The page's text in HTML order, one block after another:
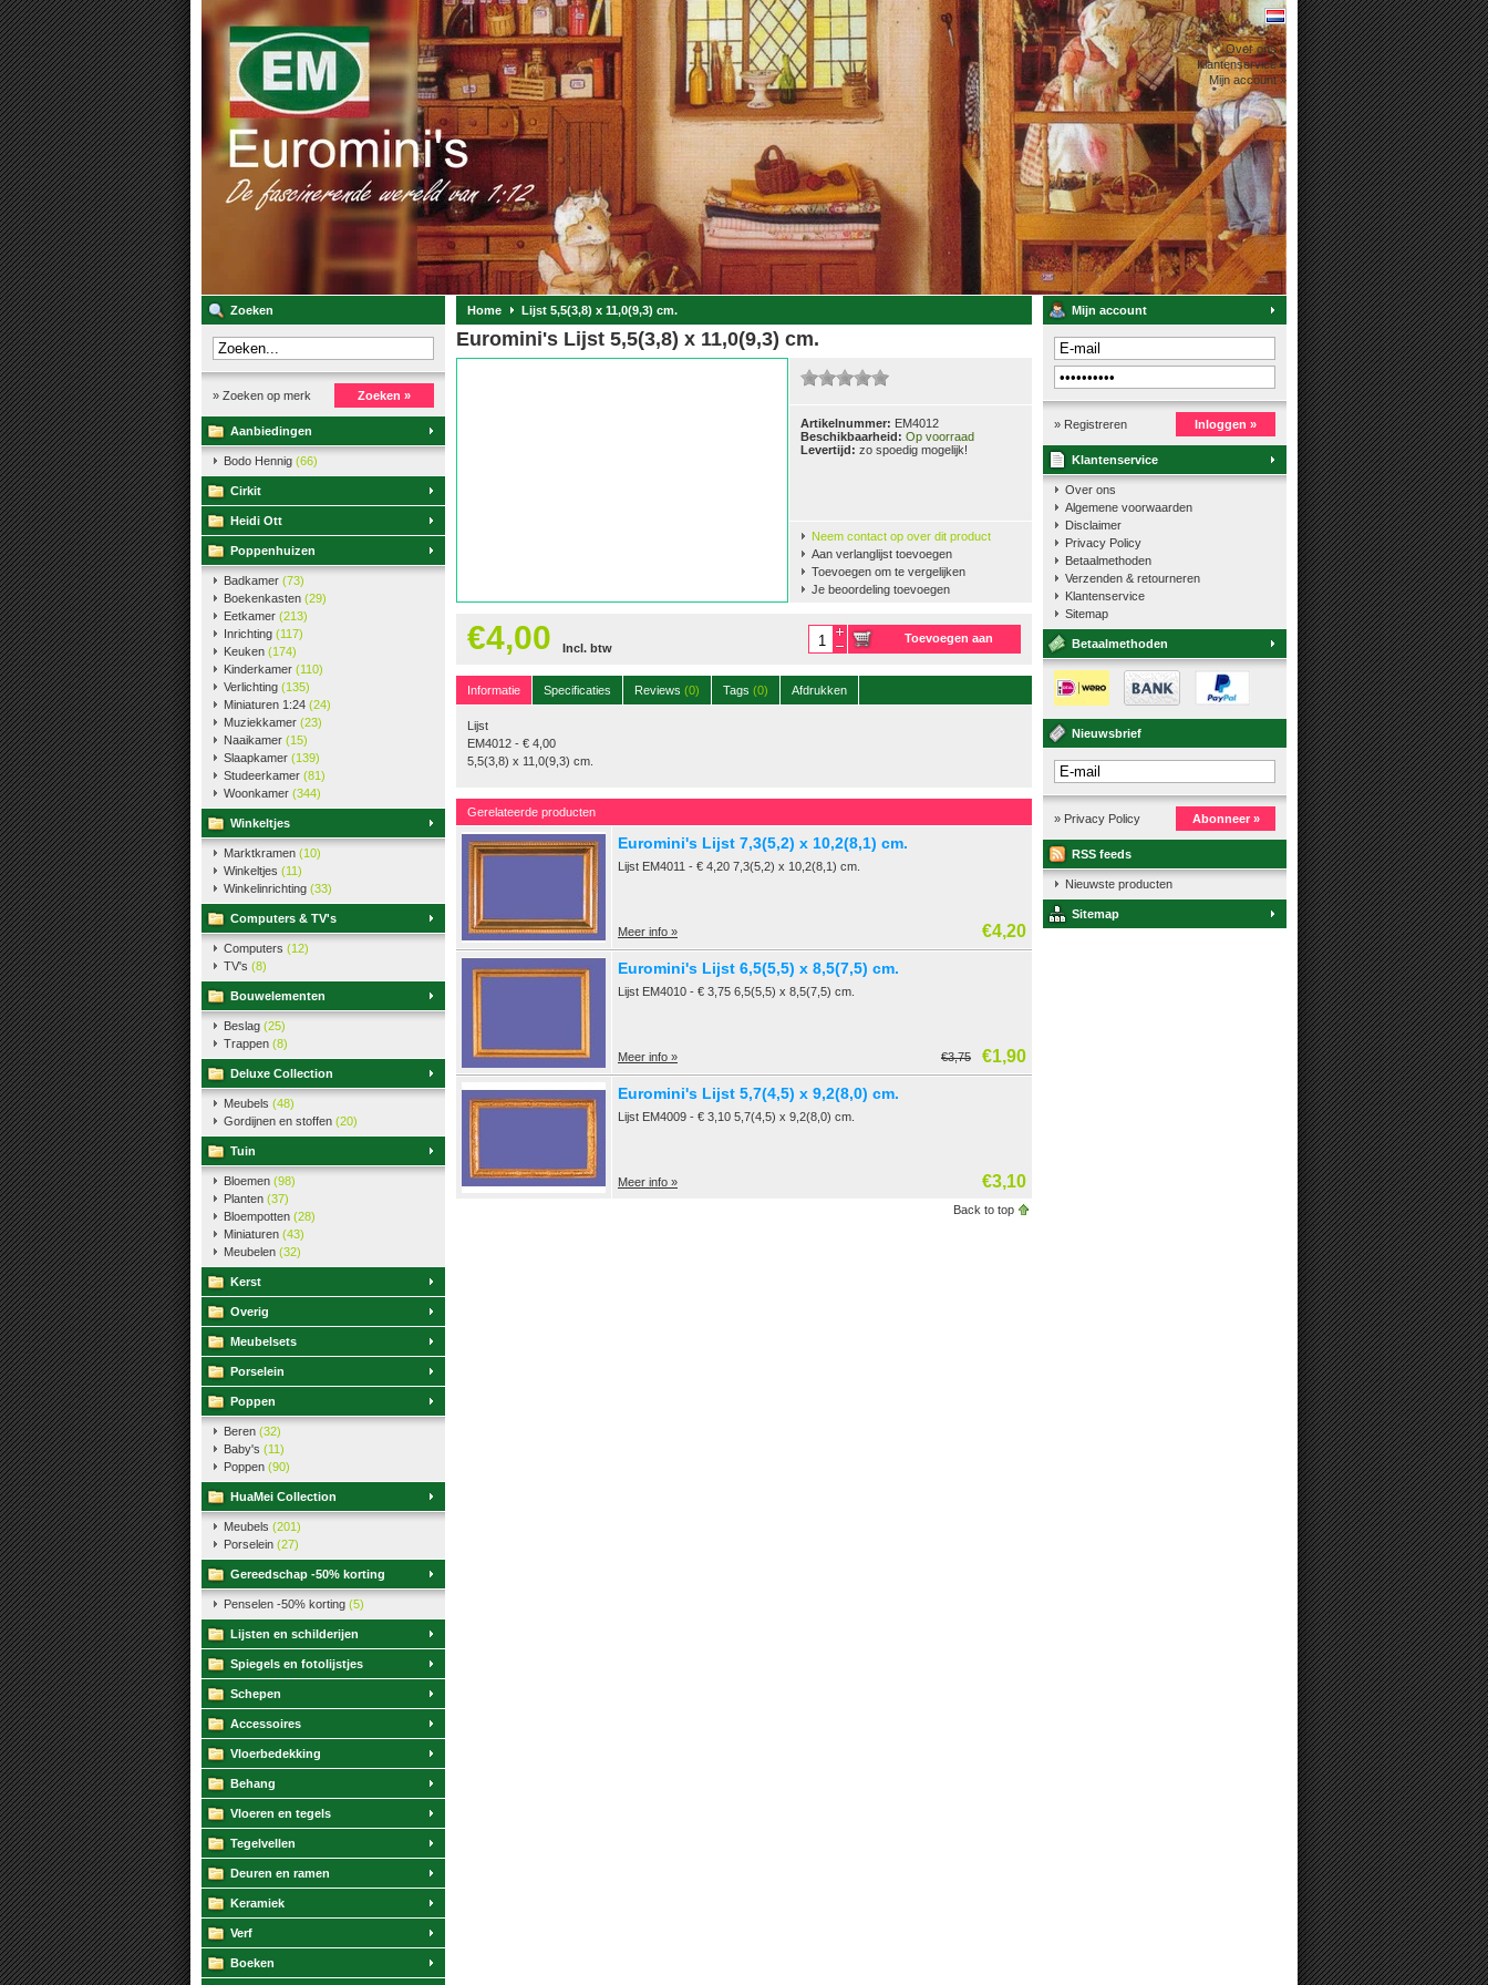
Over ons »
Klantenservice »
Mijn account »
Zoeken
» Zoeken op merk Zoeken »
Aanbiedingen
Bodo Hennig (66)
Cirkit
Heidi Ott
Poppenhuizen
Badkamer (73)
Boekenkasten (29)
Eetkamer (213)
Inrichting (117)
Keuken (174)
Kinderkamer (110)
Verlichting (135)
Miniaturen 1:24 (24)
Muziekkamer (23)
Naaikamer (15)
Slaapkamer (139)
Studeerkamer (81)
Woonkamer (344)
Winkeltjes
Marktkramen (10)
Winkeltjes (11)
Winkelinrichting (33)
Computers & TV's
Computers (12)
TV's (8)
Bouwelementen
Beslag (25)
Trappen (8)
Deluxe Collection
Meubels (48)
Gordijnen en stoffen (20)
Tuin
Bloemen (98)
Planten (37)
Bloempotten (28)
Miniaturen (43)
Meubelen (32)
Kerst
Overig
Meubelsets
Porselein
Poppen
Beren (32)
Baby's (11)
Poppen (90)
HuaMei Collection
Meubels (201)
Porselein (27)
Gereedschap -50% korting
Penselen -50% korting (5)
Lijsten en schilderijen
Spiegels en fotolijstjes
Schepen
Accessoires
Vloerbedekking
Behang
Vloeren en tegels
Tegelvellen
Deuren en ramen
Keramiek
Verf
Boeken
Home Lijst 5,5(3,8) x 11,0(9,3) cm.
Euromini's Lijst 5,5(3,8) x 11,0(9,3) cm.
Artikelnummer: EM4012
Beschikbaarheid: Op voorraad
Levertijd: zo spoedig mogelijk!
Neem contact op over dit product
Aan verlanglijst toevoegen
Toevoegen om te vergelijken
Je beoordeling toevoegen
€4,00 Incl. btw
Toevoegen aan
Informatie
Specificaties Reviews (0) Tags (0) Afdrukken
Lijst
EM4012 - € 4,00
5,5(3,8) x 11,0(9,3) cm.
Gerelateerde producten
Euromini's Lijst 7,3(5,2) x 10,2(8,1) cm.
Lijst EM4011 - € 4,20 7,3(5,2) x 10,2(8,1) cm.
Meer info » €4,20
Euromini's Lijst 6,5(5,5) x 8,5(7,5) cm.
Lijst EM4010 - € 3,75 6,5(5,5) x 8,5(7,5) cm.
Meer info » €1,90
€3,75
Euromini's Lijst 5,7(4,5) x 9,2(8,0) cm.
Lijst EM4009 - € 3,10 5,7(4,5) x 9,2(8,0) cm.
Meer info » €3,10
Back to top
Mijn account
» Registreren Inloggen »
Klantenservice
Over ons
Algemene voorwaarden
Disclaimer
Privacy Policy
Betaalmethoden
Verzenden & retourneren
Klantenservice
Sitemap
Betaalmethoden
Nieuwsbrief
» Privacy Policy Abonneer »
RSS feeds
Nieuwste producten
Sitemap